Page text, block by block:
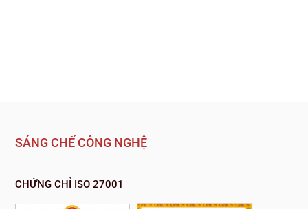
SÁNG CHẾ CÔNG NGHỆ
CHỨNG CHỈ ISO 27001